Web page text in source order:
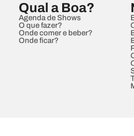
Qual a Boa?
Agenda de Shows
O que fazer?
Onde comer e beber?
Onde ficar?